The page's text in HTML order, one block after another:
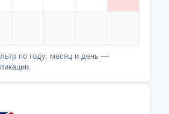
по году, месяц и день —